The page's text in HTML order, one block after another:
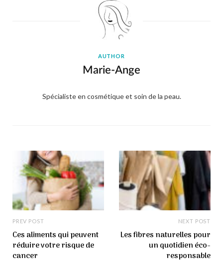
AUTHOR
Marie-Ange
Spécialiste en cosmétique et soin de la peau.
PREV POST
Ces aliments qui peuvent
réduire votre risque de
cancer
NEXT POST
Les fibres naturelles pour
un quotidien éco-
responsable